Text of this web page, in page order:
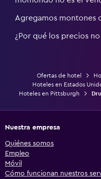
Agregamos montones
¿Por qué los precios
Ofertas de hotel
Hoteles en Estados
Hoteles en Pittsburgh
Nuestra empresa
Quiénes somos
Empleo
Móvil
Cómo funcionan nuestros